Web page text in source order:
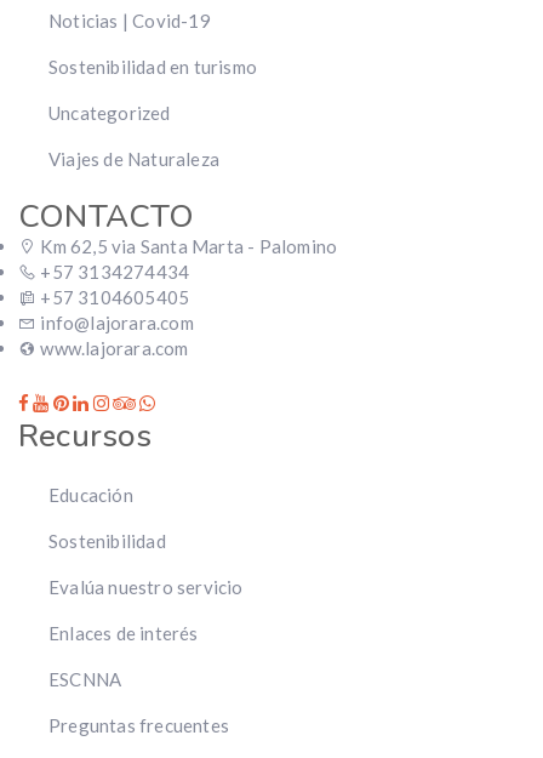
Noticias | Covid-19
Sostenibilidad en turismo
Uncategorized
Viajes de Naturaleza
CONTACTO
Km 62,5 via Santa Marta - Palomino
+57 3134274434
+57 3104605405
info@lajorara.com
www.lajorara.com
Recursos
Educación
Sostenibilidad
Evalúa nuestro servicio
Enlaces de interés
ESCNNA
Preguntas frecuentes